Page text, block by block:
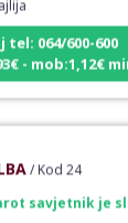
tel: 064/600-600
- mob:1,12€ min